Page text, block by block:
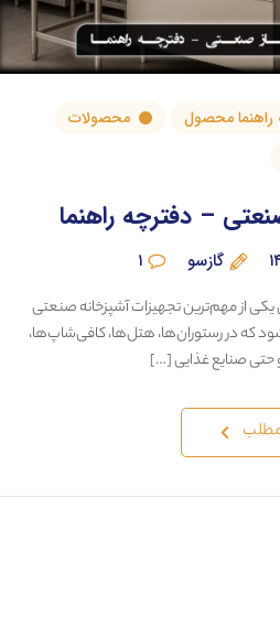
راهنما محصول
محصولات
– دفترچه راهنما
گازسو ۱
از مهم‌ترین تجهیزات آشپزخانه صنعتی
در رستوران‌ها، هتل‌ها، کافی‌شاپ‌ها،
حتی صنایع غذایی […]